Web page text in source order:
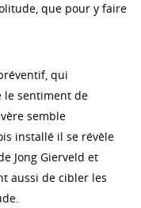
que pour y faire
qui
le sentiment de
semble
installé il se révèle
Jong Gierveld et
aussi de cibler les